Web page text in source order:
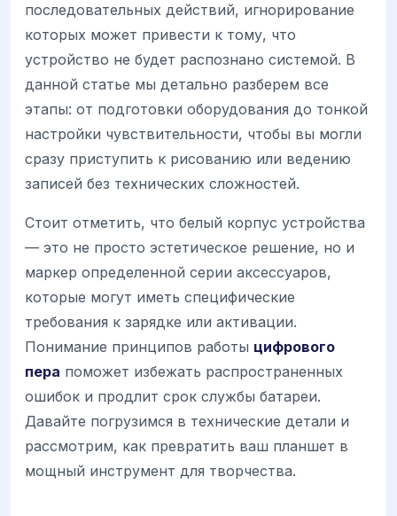
последовательных действий, игнорирование
которых может привести к тому, что
устройство не будет распознано системой. В
данной статье мы детально разберем все
этапы: от подготовки оборудования до тонкой
настройки чувствительности, чтобы вы могли
сразу приступить к рисованию или ведению
записей без технических сложностей.
Стоит отметить, что белый корпус устройства
— это не просто эстетическое решение, но и
маркер определенной серии аксессуаров,
которые могут иметь специфические
требования к зарядке или активации.
Понимание принципов работы цифрового
пера поможет избежать распространенных
ошибок и продлит срок службы батареи.
Давайте погрузимся в технические детали и
рассмотрим, как превратить ваш планшет в
мощный инструмент для творчества.